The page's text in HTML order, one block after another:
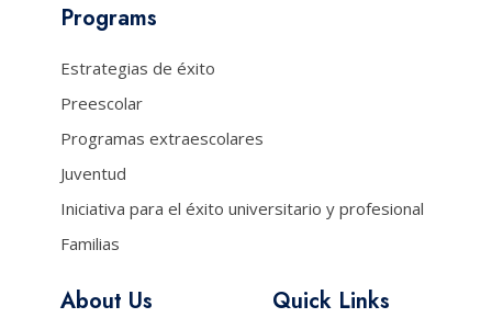
Programs
Estrategias de éxito
Preescolar
Programas extraescolares
Juventud
Iniciativa para el éxito universitario y profesional
Familias
About Us Quick Links